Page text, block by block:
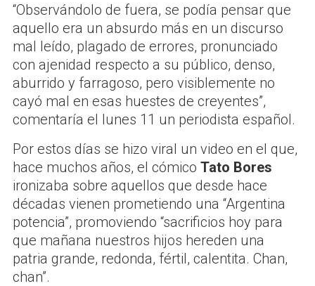
“Observándolo de fuera, se podía pensar que
aquello era un absurdo más en un discurso
mal leído, plagado de errores, pronunciado
con ajenidad respecto a su público, denso,
aburrido y farragoso, pero visiblemente no
cayó mal en esas huestes de creyentes”,
comentaría el lunes 11 un periodista español.
Por estos días se hizo viral un video en el que,
hace muchos años, el cómico Tato Bores
ironizaba sobre aquellos que desde hace
décadas vienen prometiendo una “Argentina
potencia”, promoviendo “sacrificios hoy para
que mañana nuestros hijos hereden una
patria grande, redonda, fértil, calentita. Chan,
chan”.